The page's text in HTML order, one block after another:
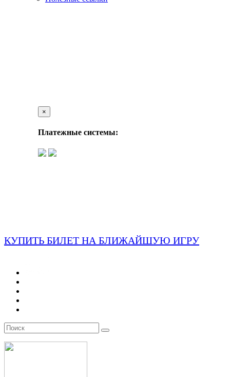
×
Платежные системы:
КУПИТЬ БИЛЕТ НА БЛИЖАЙШУЮ ИГРУ